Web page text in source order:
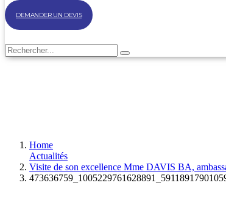
DEMANDER UN DEVIS
Home
Actualités
Visite de son excellence Mme DAVIS BA,